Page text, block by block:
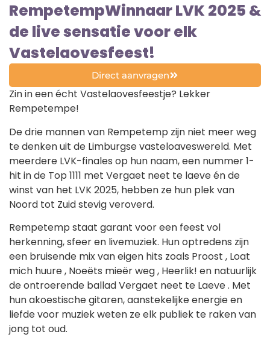
RempetempWinnaar LVK 2025 &
de live sensatie voor elk
Vastelaovesfeest!
Direct aanvragen
Zin in een écht Vastelaovesfeestje? Lekker
Rempetempe!
De drie mannen van Rempetemp zijn niet meer weg
te denken uit de Limburgse vasteloaveswereld. Met
meerdere LVK-finales op hun naam, een nummer 1-
hit in de Top 1111 met Vergaet neet te laeve én de
winst van het LVK 2025, hebben ze hun plek van
Noord tot Zuid stevig veroverd.
Rempetemp staat garant voor een feest vol
herkenning, sfeer en livemuziek. Hun optredens zijn
een bruisende mix van eigen hits zoals Proost , Loat
mich huure , Noeëts mieër weg , Heerlik! en natuurlijk
de ontroerende ballad Vergaet neet te Laeve . Met
hun akoestische gitaren, aanstekelijke energie en
liefde voor muziek weten ze elk publiek te raken van
jong tot oud.